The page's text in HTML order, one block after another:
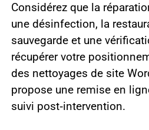
Considérez que la
une désinfection, la
sauvegarde et une
récupérer votre
des nettoyages de site
propose une remise en
suivi post‑intervention.